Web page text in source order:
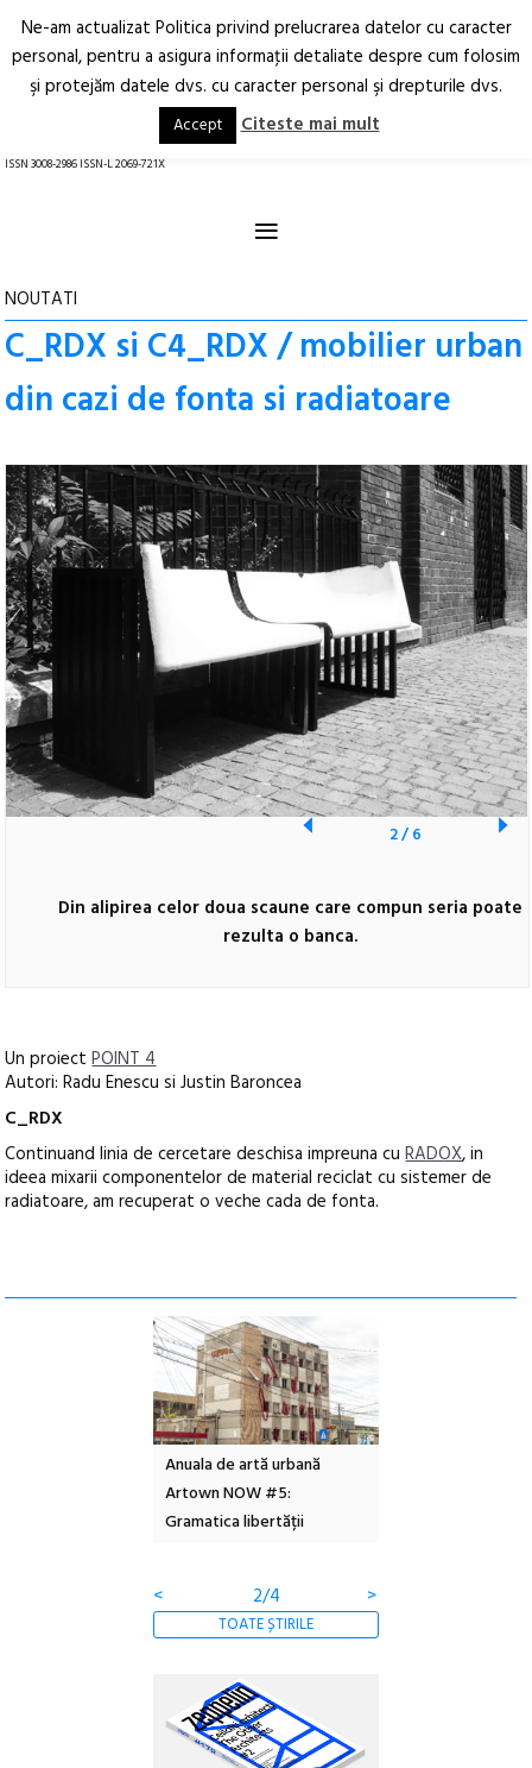
Arhitectură.
Oraș.
RO EN
ISSN 3008-2986 ISSN-L 2069-721X
≡
NOUTATI
C_RDX si C4_RDX / mobilier urban
din cazi de fonta si radiatoare
Din alipirea celor doua scaune care compun seria poate
rezulta o banca.
2/6
Un proiectPOINT 4
Autori: Radu Enescu si Justin Baroncea
C_RDX
Continuand linia de cercetare deschisa impreuna cuRADOX, in
ideea mixarii componentelor de material reciclat cu sistemer de
radiatoare, am recuperat o veche cada de fonta.
Anuala de artă urbană
Artown NOW #5:
Gramatica libertății
< 2/4 >
TOATE ȘTIRILE
Ne-am actualizat Politica privind prelucrarea datelor cu caracter
personal, pentru a asigura informaţii detaliate despre cum folosim
şi protejăm datele dvs. cu caracter personal şi drepturile dvs.
Accept Citeste mai mult